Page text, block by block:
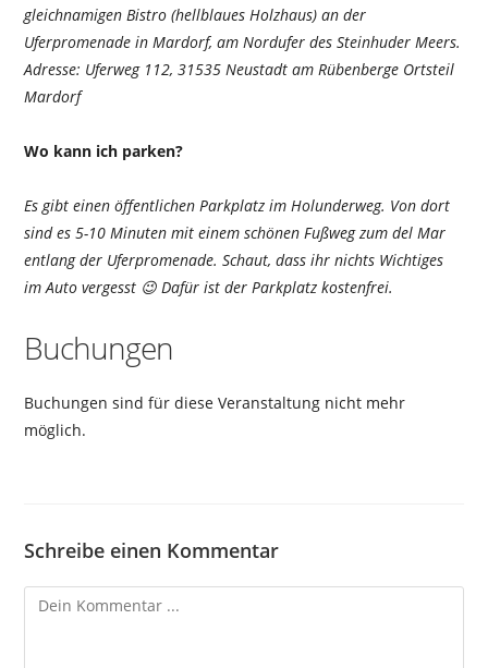
gleichnamigen Bistro (hellblaues Holzhaus) an der
Uferpromenade in Mardorf, am Nordufer des Steinhuder Meers.
Adresse: Uferweg 112, 31535 Neustadt am Rübenberge Ortsteil
Mardorf
Wo kann ich parken?
Es gibt einen öffentlichen Parkplatz im Holunderweg. Von dort
sind es 5-10 Minuten mit einem schönen Fußweg zum del Mar
entlang der Uferpromenade. Schaut, dass ihr nichts Wichtiges
im Auto vergesst 😉 Dafür ist der Parkplatz kostenfrei.
Buchungen
Buchungen sind für diese Veranstaltung nicht mehr
möglich.
Schreibe einen Kommentar
Kommentieren